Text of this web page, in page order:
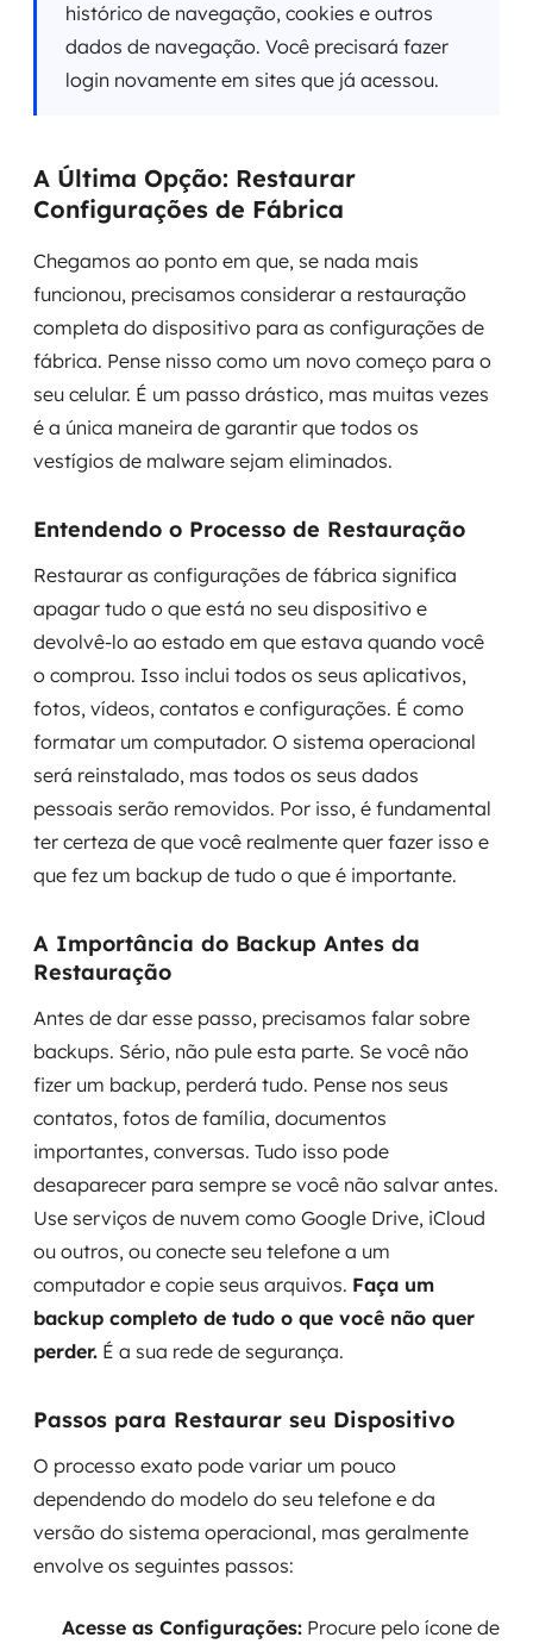
histórico de navegação, cookies e outros
dados de navegação. Você precisará fazer
login novamente em sites que já acessou.
A Última Opção: Restaurar
Configurações de Fábrica
Chegamos ao ponto em que, se nada mais
funcionou, precisamos considerar a restauração
completa do dispositivo para as configurações de
fábrica. Pense nisso como um novo começo para o
seu celular. É um passo drástico, mas muitas vezes
é a única maneira de garantir que todos os
vestígios de malware sejam eliminados.
Entendendo o Processo de Restauração
Restaurar as configurações de fábrica significa
apagar tudo o que está no seu dispositivo e
devolvê-lo ao estado em que estava quando você
o comprou. Isso inclui todos os seus aplicativos,
fotos, vídeos, contatos e configurações. É como
formatar um computador. O sistema operacional
será reinstalado, mas todos os seus dados
pessoais serão removidos. Por isso, é fundamental
ter certeza de que você realmente quer fazer isso e
que fez um backup de tudo o que é importante.
A Importância do Backup Antes da
Restauração
Antes de dar esse passo, precisamos falar sobre
backups. Sério, não pule esta parte. Se você não
fizer um backup, perderá tudo. Pense nos seus
contatos, fotos de família, documentos
importantes, conversas. Tudo isso pode
desaparecer para sempre se você não salvar antes.
Use serviços de nuvem como Google Drive, iCloud
ou outros, ou conecte seu telefone a um
computador e copie seus arquivos. Faça um
backup completo de tudo o que você não quer
perder. É a sua rede de segurança.
Passos para Restaurar seu Dispositivo
O processo exato pode variar um pouco
dependendo do modelo do seu telefone e da
versão do sistema operacional, mas geralmente
envolve os seguintes passos:
Acesse as Configurações: Procure pelo ícone de